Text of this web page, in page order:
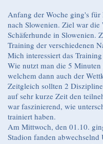
Anfang der Woche ging's
nach Slowenien. Ziel war
Schäferhunde in Slowenien.
Training der verschiedenen
Mich interessiert das
Wie nutzt man die 5
welchem dann auch der
Zeitgleich sollten 2
auf sehr kurze Zeit den
war faszinierend, wie
trainiert haben.
Am Mittwoch, den 01.10.
Stadion fanden